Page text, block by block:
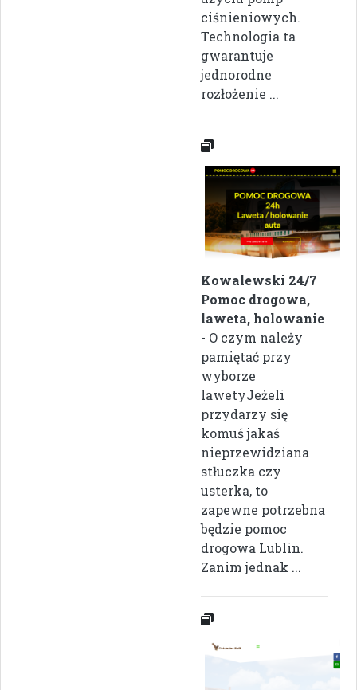
ciśnieniowych.
Technologia ta
gwarantuje
jednorodne
rozłożenie ...
Kowalewski 24/7
Pomoc drogowa,
laweta, holowanie
- O czym należy
pamiętać przy
wyborze
lawetyJeżeli
przydarzy się
komuś jakaś
nieprzewidziana
stłuczka czy
usterka, to
zapewne potrzebna
będzie pomoc
drogowa Lublin.
Zanim jednak ...